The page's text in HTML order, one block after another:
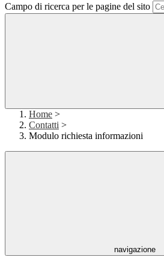
Campo di ricerca per le pagine del sito
Home >
Contatti >
Modulo richiesta informazioni
navigazione